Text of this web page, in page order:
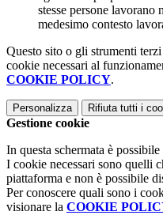
stesse persone lavorano
medesimo contesto
Questo sito o gli strumenti
cookie necessari al
COOKIE POLICY.
Personalizza Rifiuta tutti i
Gestione cookie
In questa schermata è
I cookie necessari sono quelli
piattaforma e non è possibile
Per conoscere quali sono i
visionare la COOKIE